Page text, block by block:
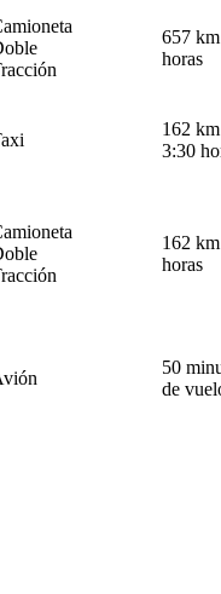
657
horas
162
3:30
162
horas
50
de